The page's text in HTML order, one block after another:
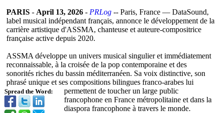
Spread the Word:
PARIS - April 13, 2026 - PRLog -- Paris, France — DataSound,
label musical indépendant français, annonce le développement de la
carrière artistique d'ASSMA, chanteuse et auteure-compositrice
française active depuis 2020.
ASSMA développe un univers musical singulier et immédiatement
reconnaissable, à la croisée de la pop contemporaine et des
sonorités riches du bassin méditerranéen. Sa voix distinctive, son
phrasé unique et ses compositions bilingues franco-arabes lui
permettent de toucher un large public
francophone en France métropolitaine et dans la
diaspora francophone à travers le monde.